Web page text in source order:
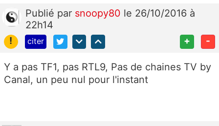
Publié par snoopy80 le 26/10/2016 à
22h14
!
citer + -
Y a pas TF1, pas RTL9, Pas de chaines TV by
Canal, un peu nul pour l'instant